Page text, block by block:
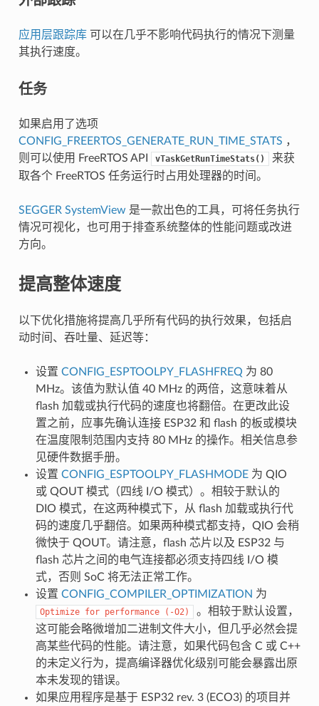
应用层跟踪库可以在几乎不影响代码执行的情况下测量
其执行速度。
任务
如果启用了选项
CONFIG_FREERTOS_GENERATE_RUN_TIME_STATS ，
则可以使用 FreeRTOS API
vTaskGetRunTimeStats()
来获
取各个 FreeRTOS 任务运行时占用处理器的时间。
SEGGER SystemView 是一款出色的工具，可将任务执行
情况可视化，也可用于排查系统整体的性能问题或改进
方向。
提高整体速度
以下优化措施将提高几乎所有代码的执行效果，包括启
动时间、吞吐量、延迟等：
设置 CONFIG_ESPTOOLPY_FLASHFREQ 为 80
MHz。该值为默认值 40 MHz 的两倍，这意味着从
flash 加载或执行代码的速度也将翻倍。在更改此设
置之前，应事先确认连接 ESP32 和 flash 的板或模块
在温度限制范围内支持 80 MHz 的操作。相关信息参
见硬件数据手册。
设置 CONFIG_ESPTOOLPY_FLASHMODE为 QIO
或 QOUT 模式（四线 I/O 模式）。相较于默认的
DIO 模式，在这两种模式下，从 flash 加载或执行代
码的速度几乎翻倍。如果两种模式都支持，QIO 会稍
微快于 QOUT。请注意，flash 芯片以及 ESP32 与
flash 芯片之间的电气连接都必须支持四线 I/O 模
式，否则 SoC 将无法正常工作。
设置 CONFIG_COMPILER_OPTIMIZATION 为
Optimize for performance (-O2)
。相较于默认设置，
这可能会略微增加二进制文件大小，但几乎必然会提
高某些代码的性能。请注意，如果代码包含 C 或 C++
的未定义行为，提高编译器优化级别可能会暴露出原
本未发现的错误。
如果应用程序是基于 ESP32 rev. 3 (ECO3) 的项目并